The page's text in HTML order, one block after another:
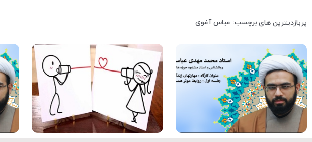
پربازدیترین های برچسب: عباس آغوی
کلیپ کلیپ